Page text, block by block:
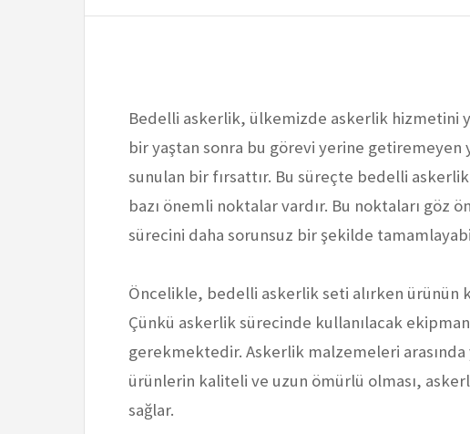
Bedelli askerlik, ülkemizde askerlik hizmetini
bir yaştan sonra bu görevi yerine
sunulan bir fırsattır. Bu süreçte bedelli
bazı önemli noktalar vardır. Bu noktaları
sürecini daha sorunsuz bir şekilde
Öncelikle, bedelli askerlik seti alırken
Çünkü askerlik sürecinde kullanılacak
gerekmektedir. Askerlik malzemeleri
ürünlerin kaliteli ve uzun ömürlü olması,
sağlar.